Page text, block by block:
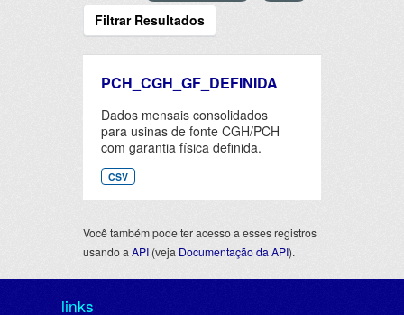
Filtrar Resultados
PCH_CGH_GF_DEFINIDA
Dados mensais consolidados
para usinas de fonte CGH/PCH
com garantia física definida.
CSV
Você também pode ter acesso a esses registros
usando a API (veja Documentação da API).
links